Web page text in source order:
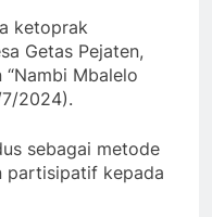
ketoprak
Getas Pejaten,
Mbalelo
2024).
sebagai metode
partisipatif kepada